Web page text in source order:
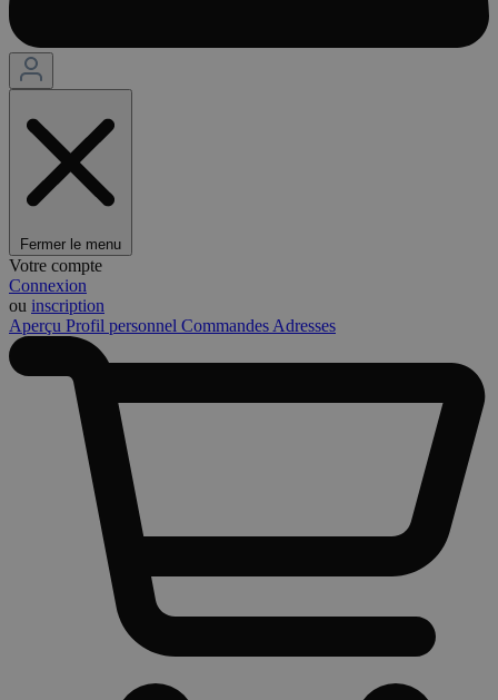
Fermer le menu
Votre compte
Connexion
ou inscription
Aperçu Profil personnel Commandes Adresses